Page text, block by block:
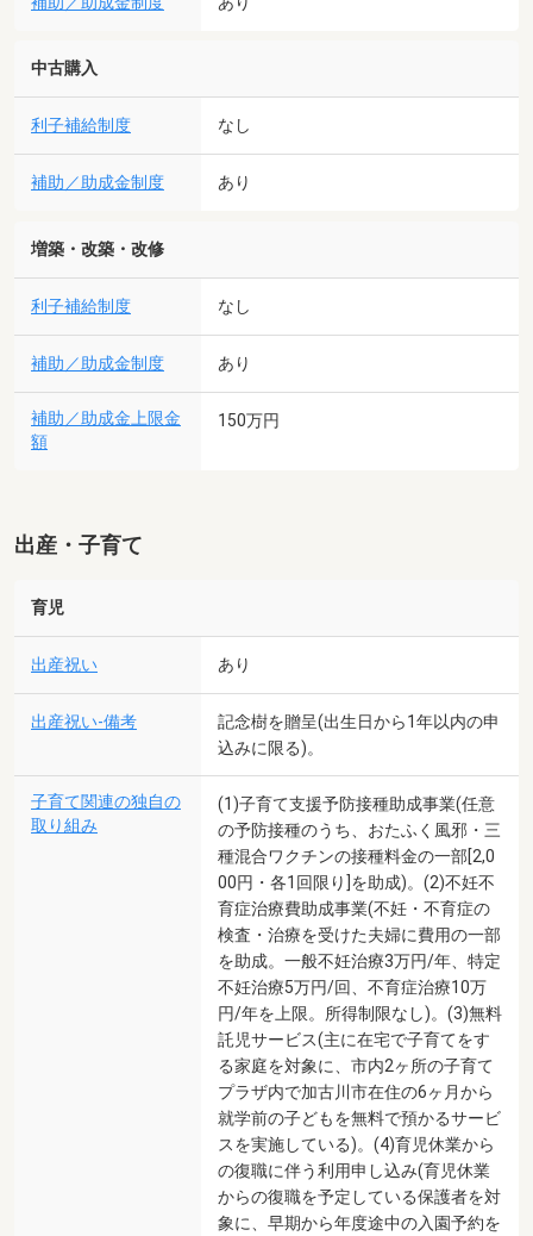
中古購入
利子補給制度 なし
補助／助成金制度 あり
増築・改築・改修
利子補給制度 なし
補助／助成金制度 あり
補助／助成金上限金
額
150万円
出産・子育て
育児
出産祝い あり
出産祝い-備考
記念樹を贈呈(出生日から1年以内の申
込みに限る)。
子育て関連の独自の
取り組み
(1)子育て支援予防接種助成事業(任意
の予防接種のうち、おたふく風邪・三
種混合ワクチンの接種料金の一部[2,0
00円・各1回限り]を助成)。(2)不妊不
育症治療費助成事業(不妊・不育症の
検査・治療を受けた夫婦に費用の一部
を助成。一般不妊治療3万円/年、特定
不妊治療5万円/回、不育症治療10万
円/年を上限。所得制限なし)。(3)無料
託児サービス(主に在宅で子育てをす
る家庭を対象に、市内2ヶ所の子育て
プラザ内で加古川市在住の6ヶ月から
就学前の子どもを無料で預かるサービ
スを実施している)。(4)育児休業から
の復職に伴う利用申し込み(育児休業
からの復職を予定している保護者を対
象に、早期から年度途中の入園予約を